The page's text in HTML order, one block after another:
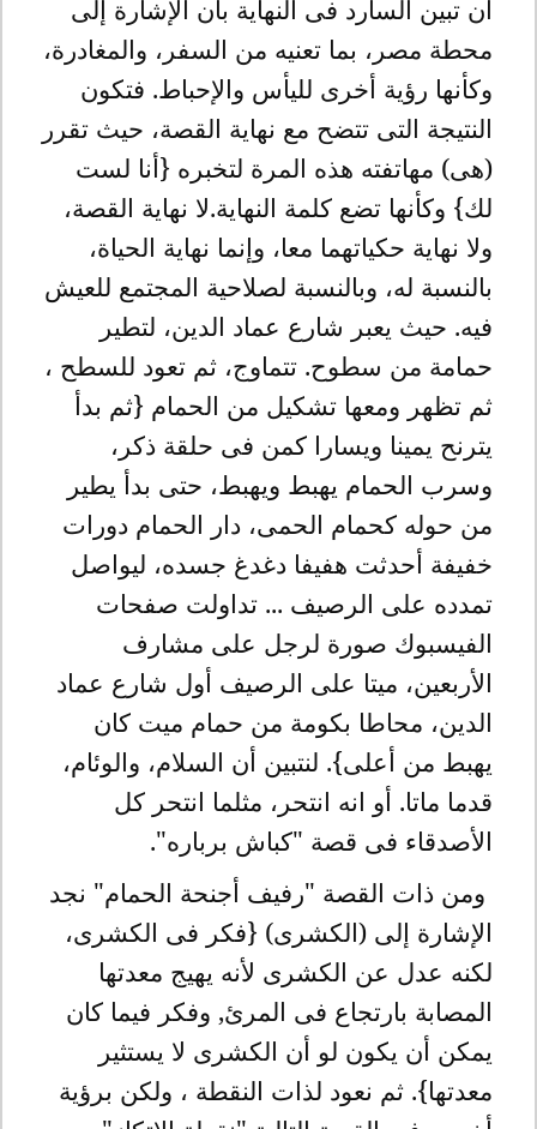
ان تبين السارد فى النهاية بأن الإشارة إلى
محطة مصر، بما تعنيه من السفر، والمغادرة،
وكأنها رؤية أخرى لليأس والإحباط. فتكون
النتيجة التى تتضح مع نهاية القصة، حيث تقرر
(هى) مهاتفته هذه المرة لتخبره {أنا لست
لك} وكأنها تضع كلمة النهاية.لا نهاية القصة،
ولا نهاية حكياتهما معا، وإنما نهاية الحياة،
بالنسبة له، وبالنسبة لصلاحية المجتمع للعيش
فيه. حيث يعبر شارع عماد الدين، لتطير
حمامة من سطوح. تتماوج، ثم تعود للسطح ،
ثم تظهر ومعها تشكيل من الحمام {ثم بدأ
يترنح يمينا ويسارا كمن فى حلقة ذكر،
وسرب الحمام يهبط ويهبط، حتى بدأ يطير
من حوله كحمام الحمى، دار الحمام دورات
خفيفة أحدثت هفيفا دغدغ جسده، ليواصل
تمدده على الرصيف ... تداولت صفحات
الفيسبوك صورة لرجل على مشارف
الأربعين، ميتا على الرصيف أول شارع عماد
الدين، محاطا بكومة من حمام ميت كان
يهبط من أعلى}. لنتبين أن السلام، والوئام،
قدما ماتا. أو انه انتحر، مثلما انتحر كل
الأصدقاء فى قصة "كباش برباره".
ومن ذات القصة "رفيف أجنحة الحمام" نجد
الإشارة إلى (الكشرى) {فكر فى الكشرى،
لكنه عدل عن الكشرى لأنه يهيج معدتها
المصابة بارتجاع فى المرئ, وفكر فيما كان
يمكن أن يكون لو أن الكشرى لا يستثير
معدتها}. ثم نعود لذات النقطة ، ولكن برؤية